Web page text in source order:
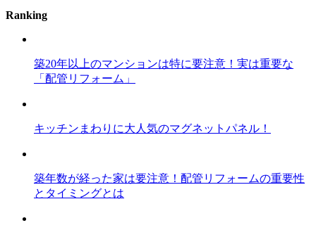
Ranking
築20年以上のマンションは特に要注意！実は重要な
「配管リフォーム」
キッチンまわりに大人気のマグネットパネル！
築年数が経った家は要注意！配管リフォームの重要性
とタイミングとは